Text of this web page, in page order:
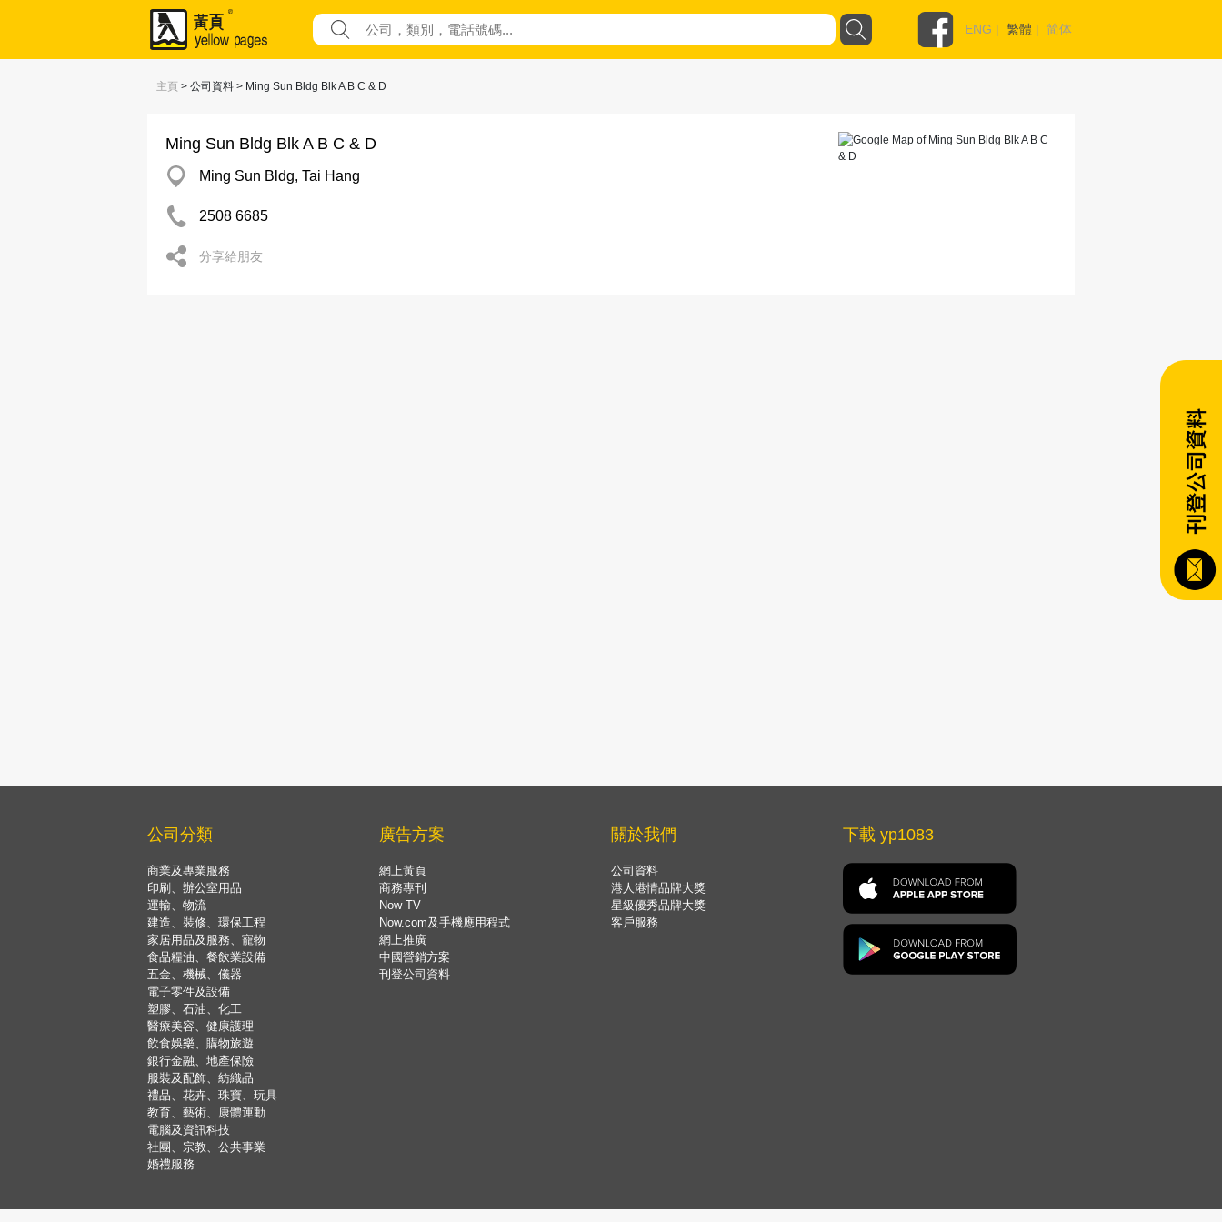
ENG | 繁體 | 简体
主頁 > 公司資料 > Ming Sun Bldg Blk A B C & D
Ming Sun Bldg Blk A B C & D
Ming Sun Bldg, Tai Hang
2508 6685
分享給朋友
公司分類
商業及專業服務
印刷、辦公室用品
運輸、物流
建造、裝修、環保工程
家居用品及服務、寵物
食品糧油、餐飲業設備
五金、機械、儀器
電子零件及設備
塑膠、石油、化工
醫療美容、健康護理
飲食娛樂、購物旅遊
銀行金融、地產保險
服裝及配飾、紡織品
禮品、花卉、珠寶、玩具
教育、藝術、康體運動
電腦及資訊科技
社團、宗教、公共事業
婚禮服務
廣告方案
網上黃頁
商務專刊
Now TV
Now.com及手機應用程式
網上推廣
中國營銷方案
刊登公司資料
關於我們
公司資料
港人港情品牌大獎
星級優秀品牌大獎
客戶服務
下載 yp1083